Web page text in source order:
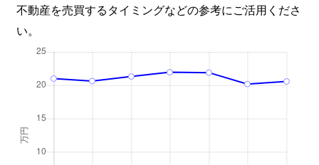
不動産を売買するタイミングなどの参考にご活用くださ
い。